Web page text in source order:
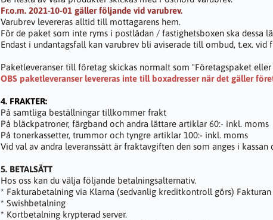
Fr.o.m. 2021-10-01 gäller följande vid varubrev.
Varubrev levereras alltid till mottagarens hem.
För de paket som inte ryms i postlådan / fastighetsboxen ska dessa
Endast i undantagsfall kan varubrev bli aviserade till ombud, t.ex.
Paketleveranser till företag skickas normalt som "Företagspaket eller
OBS paketleveranser levereras inte till boxadresser när det gäller
4. FRAKTER:
På samtliga beställningar tillkommer frakt
På bläckpatroner, färgband och andra lättare artiklar 60:- inkl. moms
På tonerkassetter, trummor och tyngre artiklar 100:- inkl. moms
Vid val av andra leveranssätt är fraktavgiften den som anges i kassan
5. BETALSÄTT
Hos oss kan du välja följande betalningsalternativ.
* Fakturabetalning via Klarna (sedvanlig kreditkontroll görs)
* Swishbetalning
* Kortbetalning krypterad server.